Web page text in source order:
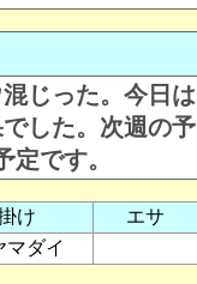
じった。今日は
した。次週の予
です。
け
エサ
マダイ